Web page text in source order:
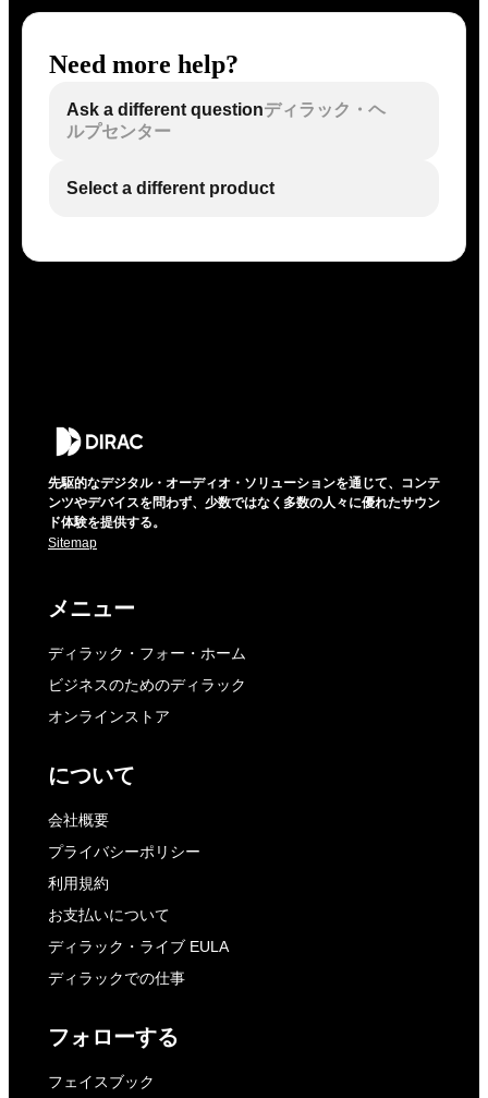
Need more help?
Ask a different questionディラック・ヘ
ルプセンター
Select a different product
先駆的なデジタル・オーディオ・ソリューションを通じて、コンテ
ンツやデバイスを問わず、少数ではなく多数の人々に優れたサウン
ド体験を提供する。
Sitemap
メニュー
ディラック・フォー・ホーム
ビジネスのためのディラック
オンラインストア
について
会社概要
プライバシーポリシー
利用規約
お支払いについて
ディラック・ライブ EULA
ディラックでの仕事
フォローする
フェイスブック